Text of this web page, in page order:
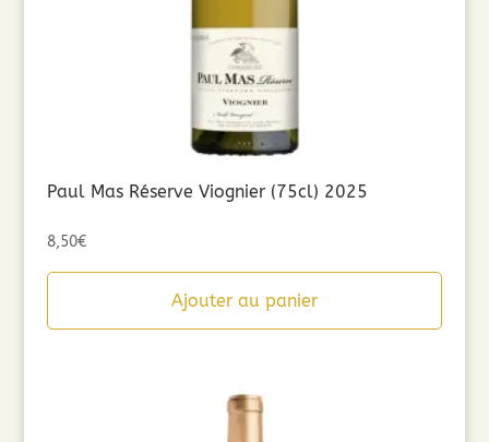
Paul Mas Réserve Viognier (75cl) 2025
8,50€
Ajouter au panier